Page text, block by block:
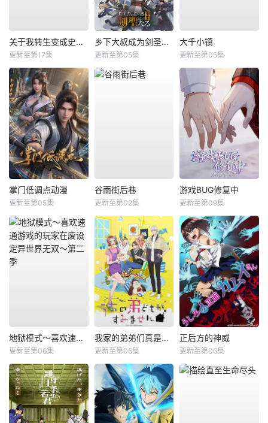
关于我转生变成史莱姆这档事第四季
更新至第17集
乡下大叔成为剑圣第二季
更新至第05集
大千小镇
更新至第05集
掌门低调点动漫
更新至第05集
谷雨街后巷
更新至第02集
游戏BUG修复中
更新至第09集
地狱模式～喜欢速通游戏的玩家在废设定异世界无双～第二季
更新至第06集
我家的弟弟们真是让您费心了
更新至第06集
正后方的神威
更新至第06集